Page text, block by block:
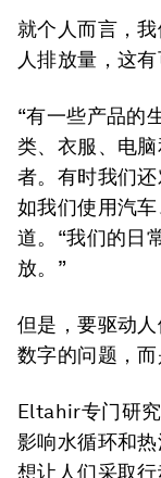
就个人而言，
人排放量，这
“有一些产品的
类、衣服、电
者。有时我们
如我们使用汽
道。“我们的日
放。”
但是，要驱动
数字的问题，而
Eltahir专门研
影响水循环和
想让人们采取